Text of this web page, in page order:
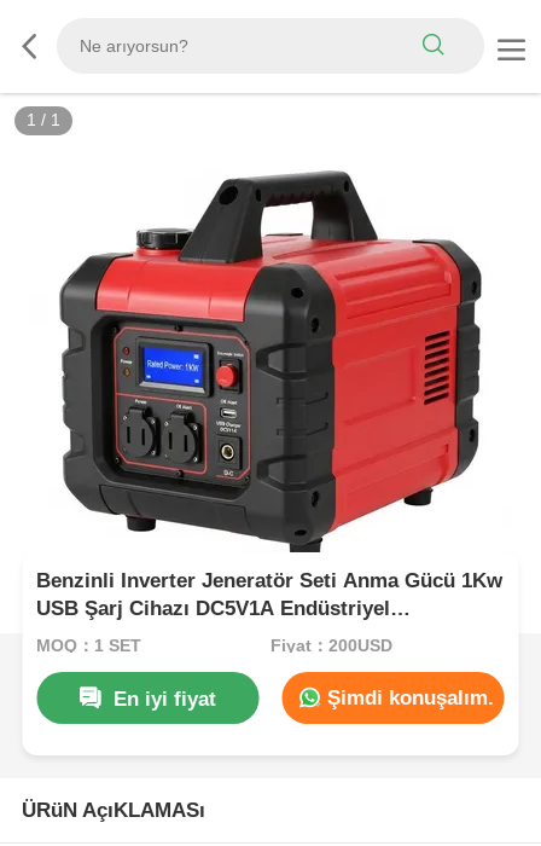
1 / 1
Benzinli Inverter Jeneratör Seti Anma Gücü 1Kw
USB Şarj Cihazı DC5V1A Endüstriyel
Uygulamalar için Taşınabilir Güç Çözümü
MOQ：1 SET Fiyat：200USD
En iyi fiyat Şimdi konuşalım.
ÜRüN AçıKLAMASı